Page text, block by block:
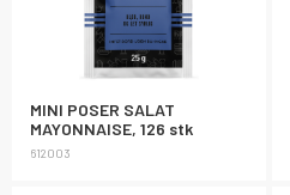
MINI POSER SALAT
MAYONNAISE, 126 stk
612003